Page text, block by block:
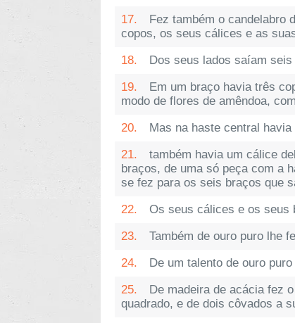
17.
Fez também o candelabro
copos, os seus cálices e as
18.
Dos seus lados saíam
19.
Em um braço havia três
modo de flores de amêndoa,
20.
Mas na haste central
21.
também havia um cálice
braços, de uma só peça com a
se fez para os seis braços que
22.
Os seus cálices e os seus
23.
Também de ouro puro lhe
24.
De um talento de ouro
25.
De madeira de acácia fez
quadrado, e de dois côvados a